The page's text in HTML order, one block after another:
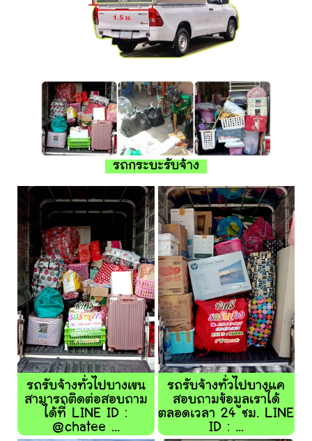
รถกระบะรับจ้าง
รถรับจ้างทั่วไปบางเขน
สามารถติดต่อสอบถาม
ได้ที่ LINE ID :
@chatee ...
รถรับจ้างทั่วไปบางแค
สอบถามข้อมูลเราได้
ตลอดเวลา 24 ชม. LINE
ID : ...